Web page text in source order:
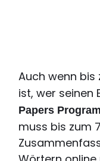
Auch wenn bis
ist, wer
Papers
muss bis zum